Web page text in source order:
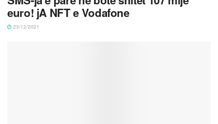
euro! jA NFT e Vodafone
23/12/2021